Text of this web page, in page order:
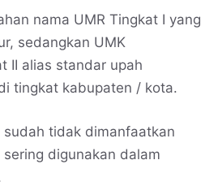
nama UMR Tingkat I yang
sedangkan UMK
II alias standar upah
tingkat kabupaten / kota.
tidak dimanfaatkan
digunakan dalam